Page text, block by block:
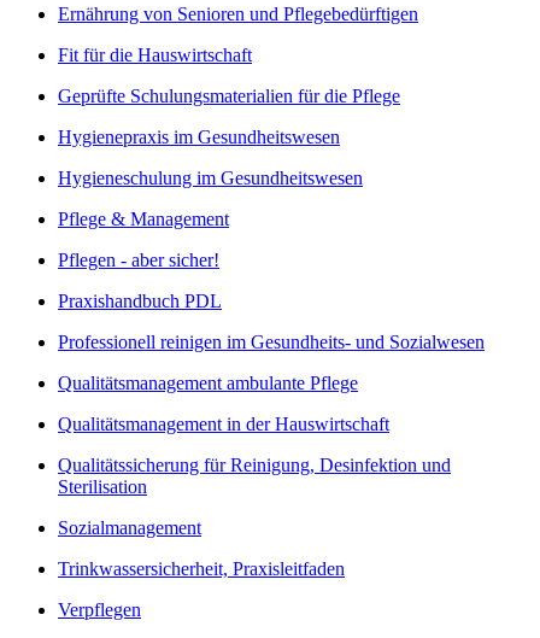
Ernährung von Senioren und Pflegebedürftigen
Fit für die Hauswirtschaft
Geprüfte Schulungsmaterialien für die Pflege
Hygienepraxis im Gesundheitswesen
Hygieneschulung im Gesundheitswesen
Pflege & Management
Pflegen - aber sicher!
Praxishandbuch PDL
Professionell reinigen im Gesundheits- und Sozialwesen
Qualitätsmanagement ambulante Pflege
Qualitätsmanagement in der Hauswirtschaft
Qualitätssicherung für Reinigung, Desinfektion und
Sterilisation
Sozialmanagement
Trinkwassersicherheit, Praxisleitfaden
Verpflegen